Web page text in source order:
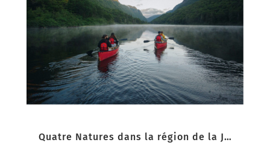
Quatre Natures dans la région de la Jacques-Cartier